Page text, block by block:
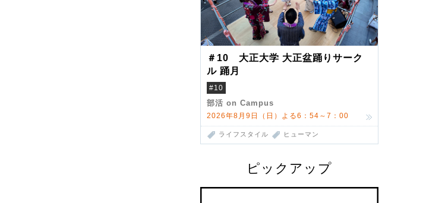
＃10 大正大学 大正盆踊りサーク
ル 踊月
#10
部活 on Campus
2026年8月9日（日）よる6：54～7：00
ライフスタイル ヒューマン
ピックアップ